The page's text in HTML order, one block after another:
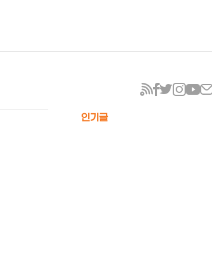
인기글